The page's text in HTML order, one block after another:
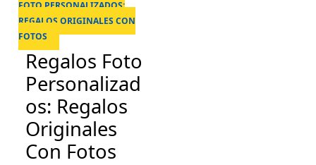
FOTO PERSONALIZADOS:
REGALOS ORIGINALES CON
FOTOS
Regalos Foto
Personalizad
os: Regalos
Originales
Con Fotos